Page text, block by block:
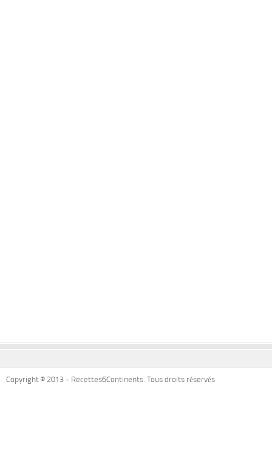
Copyright © 2013 - Recettes6Continents. Tous droits réservés